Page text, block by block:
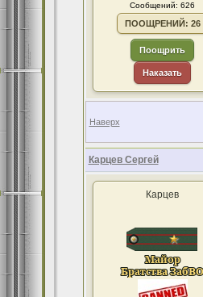
Сообщений: 626
ПООЩРЕНИЙ: 26
Поощрить
Наказать
Наверх
Карцев Сергей
Карцев